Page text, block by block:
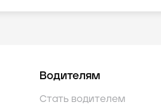
Водителям
Стать водителем